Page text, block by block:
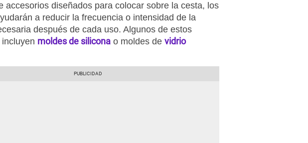
accesorios diseñados para colocar sobre la cesta, los
a reducir la frecuencia o intensidad de la
después de cada uso. Algunos de estos
moldes de silicona o moldes de vidrio